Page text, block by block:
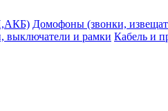
Домофоны (звонки,
выключатели и рамки Кабель и